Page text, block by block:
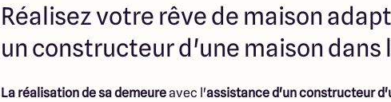
Réalisez votre rêve de maison
un constructeur d'une maison dans
La réalisation de sa demeureavec l'assistance d'un constructeur